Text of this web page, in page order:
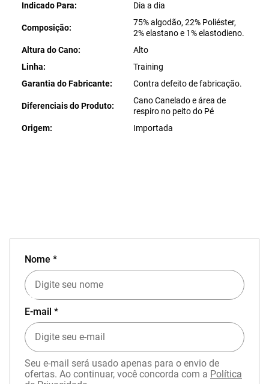
Indicado Para Dia a dia
Composição
75% algodão, 22% Poliéster,
2% elastano e 1% elastodieno.
Altura do Cano
Alto
Linha
Training
Garantia do Fabricante
Contra defeito de fabricação.
Diferenciais do Produto
Cano Canelado e área de
respiro no peito do Pé
Origem
Importada
EXPERIÊNCIA MIZUNO NO APP
Nome *
E-mail *
Seu e-mail será usado apenas para o envio de
ofertas. Ao continuar, você concorda com a Política